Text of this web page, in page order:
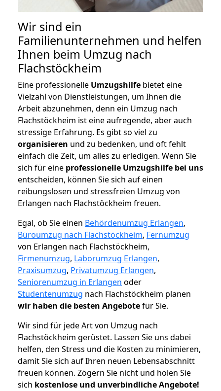
Wir sind ein
Familienunternehmen und helfen
Ihnen beim Umzug nach
Flachstöckheim
Eine professionelle Umzugshilfe bietet eine
Vielzahl von Dienstleistungen, um Ihnen die
Arbeit abzunehmen, denn ein Umzug nach
Flachstöckheim ist eine aufregende, aber auch
stressige Erfahrung. Es gibt so viel zu
organisieren und zu bedenken, und oft fehlt
einfach die Zeit, um alles zu erledigen. Wenn Sie
sich für eine professionelle Umzugshilfe bei uns
entscheiden, können Sie sich auf einen
reibungslosen und stressfreien Umzug von
Erlangen nach Flachstöckheim freuen.
Egal, ob Sie einen Behördenumzug Erlangen,
Büroumzug nach Flachstöckheim, Fernumzug
von Erlangen nach Flachstöckheim,
Firmenumzug, Laborumzug Erlangen,
Praxisumzug, Privatumzug Erlangen,
Seniorenumzug in Erlangen oder
Studentenumzug nach Flachstöckheim planen
wir haben die besten Angebotefür Sie.
Wir sind für jede Art von Umzug nach
Flachstöckheim gerüstet. Lassen Sie uns dabei
helfen, den Stress und die Kosten zu minimieren,
damit Sie sich auf Ihren neuen Lebensabschnitt
freuen können. Zögern Sie nicht und holen Sie
sich kostenlose und unverbindliche Angebote!